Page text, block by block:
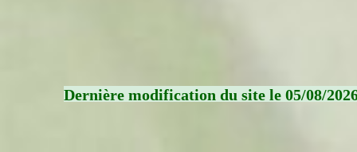
Dernière modification du site le 05/08/